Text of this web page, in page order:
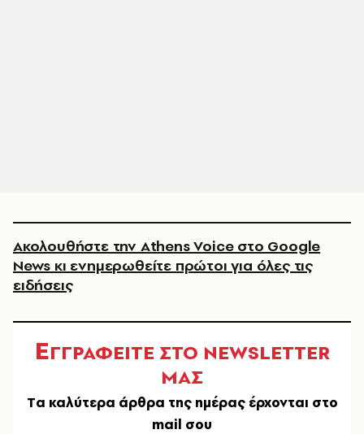
Ακολουθήστε την Athens Voice στο Google
News κι ενημερωθείτε πρώτοι για όλες τις
ειδήσεις
ΕΓΓΡΑΦΕΙΤΕ ΣΤΟ NEWSLETTER
ΜΑΣ
Tα καλύτερα άρθρα της ημέρας έρχονται στο
mail σου